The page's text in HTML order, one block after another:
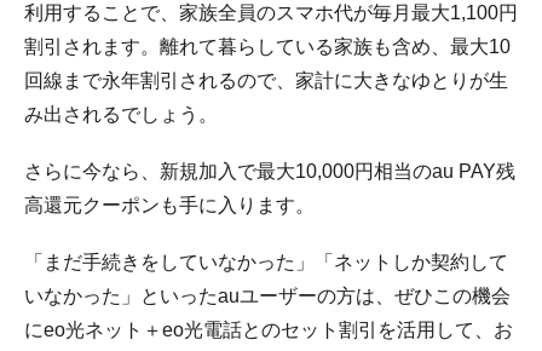
利用することで、家族全員のスマホ代が毎月最大1,100円
割引されます。離れて暮らしている家族も含め、最大10
回線まで永年割引されるので、家計に大きなゆとりが生
み出されるでしょう。
さらに今なら、新規加入で最大10,000円相当のau PAY残
高還元クーポンも手に入ります。
「まだ手続きをしていなかった」「ネットしか契約して
いなかった」といったauユーザーの方は、ぜひこの機会
にeo光ネット＋eo光電話とのセット割引を活用して、お